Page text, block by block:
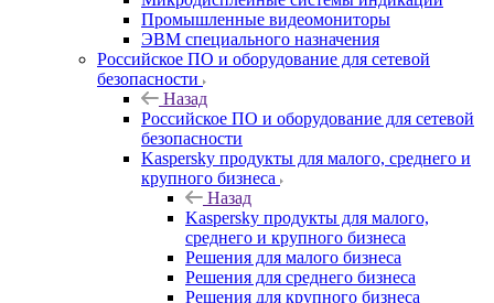
Промышленные видеомониторы
ЭВМ специального назначения
Российское ПО и оборудование для сетевой
безопасности
Назад
Российское ПО и оборудование для сетевой
безопасности
Kaspersky продукты для малого, среднего и
крупного бизнеса
Назад
Kaspersky продукты для малого,
среднего и крупного бизнеса
Решения для малого бизнеса
Решения для среднего бизнеса
Решения для крупного бизнеса